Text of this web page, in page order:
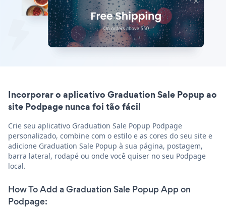
Incorporar o aplicativo Graduation Sale Popup ao
site Podpage nunca foi tão fácil
Crie seu aplicativo Graduation Sale Popup Podpage
personalizado, combine com o estilo e as cores do seu site e
adicione Graduation Sale Popup à sua página, postagem,
barra lateral, rodapé ou onde você quiser no seu Podpage
local.
How To Add a Graduation Sale Popup App on
Podpage: